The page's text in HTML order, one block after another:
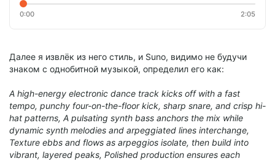
0:00 2:05
Далее я извлёк из него стиль, и Suno, видимо не будучи
знаком с однобитной музыкой, определил его как:
A high-energy electronic dance track kicks off with a fast
tempo, punchy four-on-the-floor kick, sharp snare, and crisp hi-
hat patterns, A pulsating synth bass anchors the mix while
dynamic synth melodies and arpeggiated lines interchange,
Texture ebbs and flows as arpeggios isolate, then build into
vibrant, layered peaks, Polished production ensures each